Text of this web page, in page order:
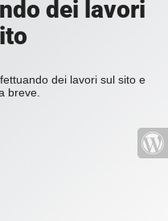
dei lavori
dei lavori sul sito e
breve.